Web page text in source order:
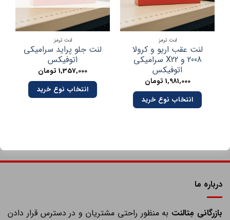
لنت ترمز
لنت عقب اریو و کرولا
2008 و X22 سرامیکی
اتوفیکس
1,981,000تومان
انتخاب نوع خرید
لنت ترمز
لنت جلو پراید سرامیکی
اتوفیکس
1,357,000تومان
انتخاب نوع خرید
درباره ما
بازرگانی مِتالنتبه منظور راحتی مشتریان و در دسترس قرار دادن